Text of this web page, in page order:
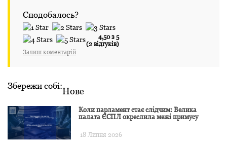
Сподобалось?
4,50 з 5
(2 відгуків)
Залиш коментарій
Збережи собі:Нове
Коли парламент стає слідчим: Велика
палата ЄСПЛ окреслила межі примусу
18 Липня 2026